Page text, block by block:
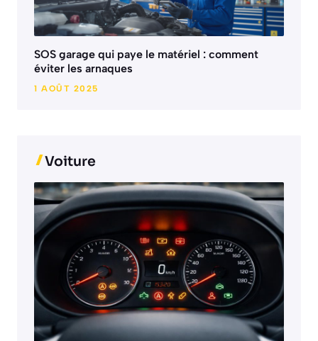
SOS garage qui paye le matériel : comment
éviter les arnaques
1 AOÛT 2025
Voiture